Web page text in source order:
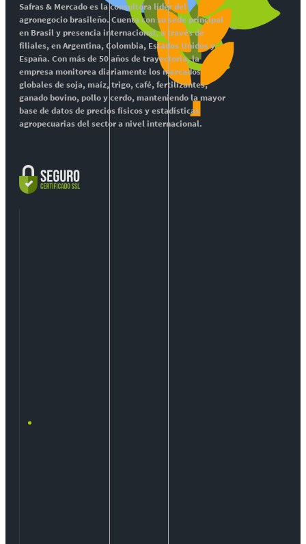
Safras & Mercado es la consultora líder del
agronegocio brasileño. Cuenta con su sede principal
en Brasil y presencia internacional, a través de
filiales, en Argentina, Colombia, Estados Unidos y
España. Con más de 50 años de trayectoria, la
empresa monitorea diariamente los mercados
globales de soja, maíz, trigo, café, fertilizantes,
ganado bovino, pollo y cerdo, manteniendo la mayor
base de datos de precios físicos y estadísticas
agropecuarias del sector a nivel internacional.